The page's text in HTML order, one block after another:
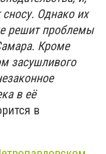
Однако их
решит проблемы
Кроме
засушливого
в её
в